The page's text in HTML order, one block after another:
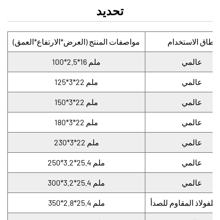
يتميز قرص القطع المصنوع من الفولاذ المقاوم للصدأ
والإينوكس بتصميم شبكي مزدوج قوي، وليس من
السهل أن ينفجر، وهو أكثر أمانًا في الاستخدام. ثانيًا،
تعتمد حلقة الثقب الخاصة بنا على تصميم حلقة فولاذية
مدمجة لزيادة قوة التثبيت للآلة، بحيث يمكنك استخدامها
بشكل أكثر ملاءمة وأسرع. وأخيراً، كفاءة القطع لهذا
المنتج عالية جداً.
فيما يلي بعض الميزات والفوائد التي تجعل قرص القطع
1. أداء القطع
تم تصميم قرص القطع المصنوع من الفولاذ المقاوم
للصدأ والإينوكس لتوفير أداء قطع رائع. يحتوي القرص
تحديد
مواصفات المنتج (العرض*الارتفاع*العمق) نطاق الاستخدام
100*2.5*16 ملم عالمي
125*3*22 ملم عالمي
150*3*22 ملم عالمي
180*3*22 ملم عالمي
230*3*22 ملم عالمي
250*3.2*25.4 ملم عالمي
300*3.2*25.4 ملم عالمي
350*2.8*25.4 ملم المقاوم للصدأ